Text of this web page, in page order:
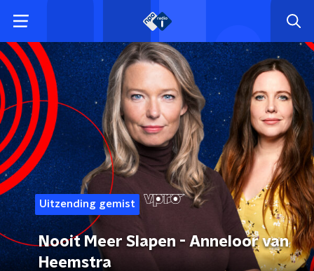
Uitzending gemist
Nooit Meer Slapen - Anneloor van
Heemstra